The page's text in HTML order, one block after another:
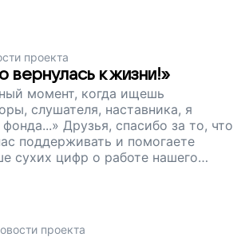
проекта
вернулась к жизни!»
момент, когда ищешь
слушателя, наставника, я
Друзья, спасибо за то, что
поддерживать и помогаете
сухих цифр о работе нашего
наши подопечные. Делимся с
Поддержите проект! Помогая
помогаем и их будущим детям
любви и принятия.
проекта